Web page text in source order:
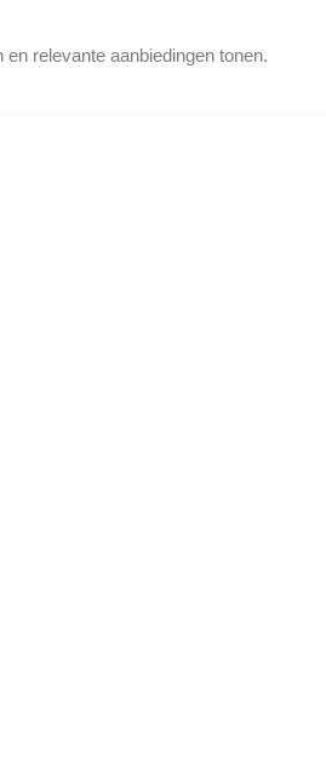
relevante aanbiedingen tonen.